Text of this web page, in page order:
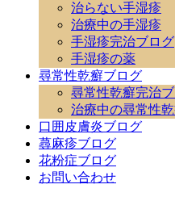
治らない手湿疹
治療中の手湿疹
手湿疹完治ブログ
手湿疹の薬
尋常性乾癬ブログ
尋常性乾癬完治
治療中の尋常性
口囲皮膚炎ブログ
蕁麻疹ブログ
花粉症ブログ
お問い合わせ